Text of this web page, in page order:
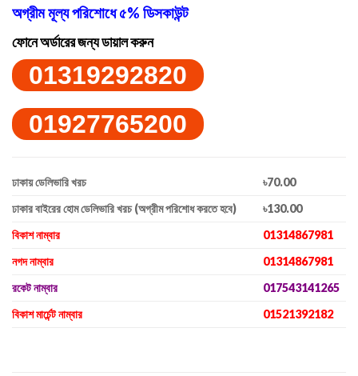
অগ্রীম মূল্য পরিশোধে ৫% ডিসকাউন্ট
ফোনে অর্ডারের জন্য ডায়াল করুন
01319292820
01927765200
ঢাকায় ডেলিভারি খরচ
৳70.00
ঢাকার বাইরের হোম ডেলিভারি খরচ (অগ্রীম পরিশোধ করতে হবে)
৳130.00
বিকাশ নাম্বার
01314867981
নগদ নাম্বার
01314867981
রকেট নাম্বার
017543141265
বিকাশ মার্চেন্ট নাম্বার
01521392182